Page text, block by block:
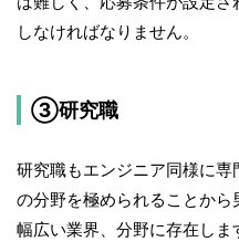
しなければなりません。
③研究職
研究職もエンジニア同様に
の分野を極められることか
幅広い業界、分野に存在し